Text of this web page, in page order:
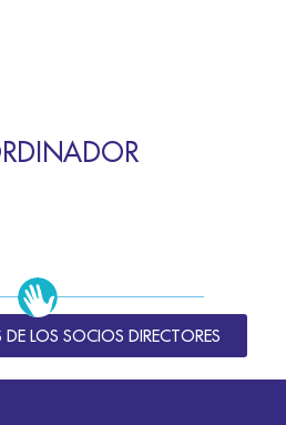
LOS SOCIOS DIRECTORES